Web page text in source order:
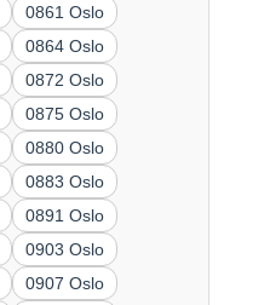
0861 Oslo
0864 Oslo
0872 Oslo
0875 Oslo
0880 Oslo
0883 Oslo
0891 Oslo
0903 Oslo
0907 Oslo